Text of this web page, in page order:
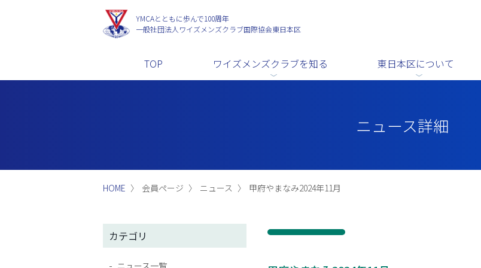
YMCAとともに歩んで100周年
一般社団法人 ワイズメンズクラブ国際協会東日本区
TOP ワイズメンズクラブを知る 東日本区について
ニュース詳細
HOME 会員ページ ニュース 甲府やまなみ2024年11月
カテゴリ
ニュース一覧